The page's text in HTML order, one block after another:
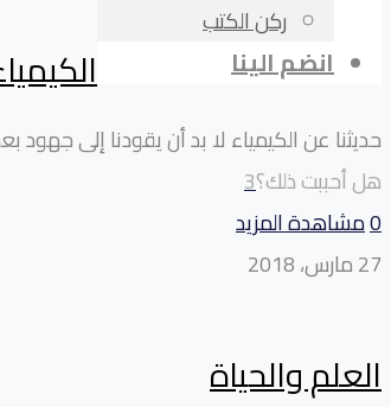
ركن الكتب
انضم الينا
حديثنا عن الكيمياء لا بد أن يقودنا إلى جهود
هل أحببت ذلك؟3
0مشاهدة المزيد
27 مارس، 2018
العلم والحياة